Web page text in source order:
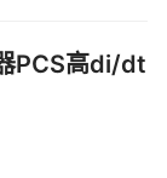
PCS高di/dt